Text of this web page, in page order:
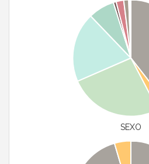
SEXO